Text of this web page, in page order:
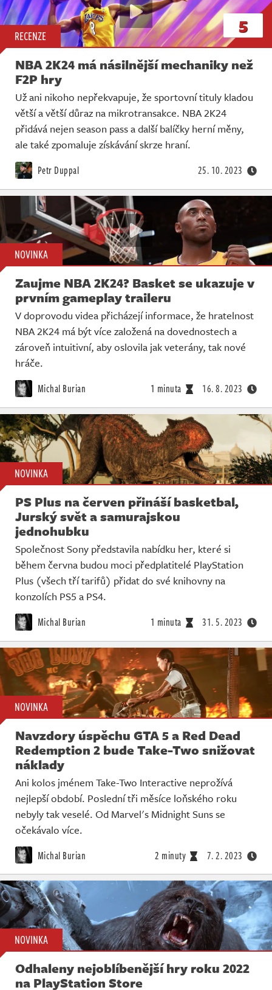
RECENZE 5
NBA 2K24 má násilnější mechaniky než
F2P hry
Už ani nikoho nepřekvapuje, že sportovní tituly kladou
větší a větší důraz na mikrotransakce. NBA 2K24
přidává nejen season pass a další balíčky herní měny,
ale také zpomaluje získávání skrze hraní.
Petr Duppal 25. 10. 2023
NOVINKA
Zaujme NBA 2K24? Basket se ukazuje v
prvním gameplay traileru
V doprovodu videa přicházejí informace, že hratelnost
NBA 2K24 má být více založená na dovednostech a
zároveň intuitivní, aby oslovila jak veterány, tak nové
hráče.
Michal Burian 1 minuta 16. 8. 2023
NOVINKA
PS Plus na červen přináší basketbal,
Jurský svět a samurajskou
jednohubku
Společnost Sony představila nabídku her, které si
během června budou moci předplatitelé PlayStation
Plus (všech tří tarifů) přidat do své knihovny na
konzolích PS5 a PS4.
Michal Burian 1 minuta 31. 5. 2023
NOVINKA
Navzdory úspěchu GTA 5 a Red Dead
Redemption 2 bude Take-Two snižovat
náklady
Ani kolos jménem Take-Two Interactive neprožívá
nejlepší období. Poslední tři měsíce loňského roku
nebyly tak veselé. Od Marvel's Midnight Suns se
očekávalo více.
Michal Burian 2 minuty 7. 2. 2023
NOVINKA
Odhaleny nejoblíbenější hry roku 2022
na PlayStation Store